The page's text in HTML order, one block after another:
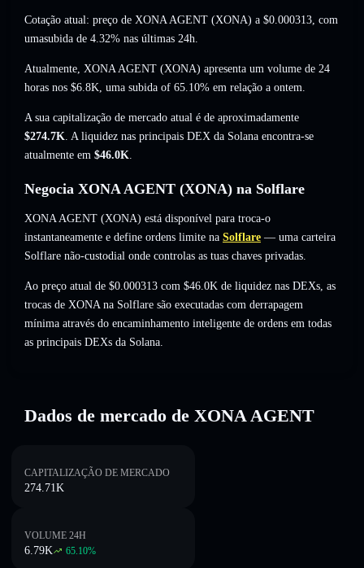
Cotação atual: preço de XONA AGENT (XONA) a $0.000313, com
umasubida de 4.32% nas últimas 24h.
Atualmente, XONA AGENT (XONA) apresenta um volume de 24
horas nos $6.8K, uma subida of 65.10% em relação a ontem.
A sua capitalização de mercado atual é de aproximadamente
$274.7K. A liquidez nas principais DEX da Solana encontra-se
atualmente em $46.0K.
Negocia XONA AGENT (XONA) na Solflare
XONA AGENT (XONA) está disponível para troca-o
instantaneamente e define ordens limite na Solflare — uma carteira
Solflare não-custodial onde controlas as tuas chaves privadas.
Ao preço atual de $0.000313 com $46.0K de liquidez nas DEXs, as
trocas de XONA na Solflare são executadas com derrapagem
mínima através do encaminhamento inteligente de ordens em todas
as principais DEXs da Solana.
Dados de mercado de XONA AGENT
CAPITALIZAÇÃO DE MERCADO
274.71K
VOLUME 24H
6.79K 65.10%